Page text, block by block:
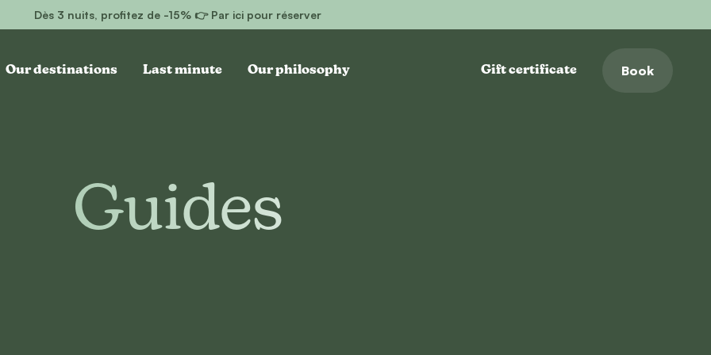
Dès 3 nuits, profitez de -15% 👉 Par ici pour réserver
Our destinations Last minute Our philosophy Gift certificate Book
Guides